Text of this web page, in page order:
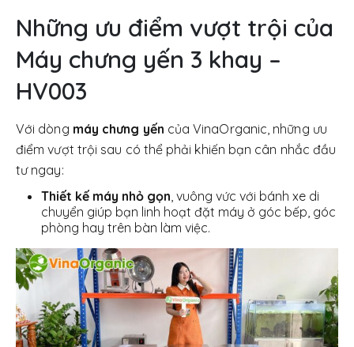
Những ưu điểm vượt trội của
Máy chưng yến 3 khay –
HV003
Với dòng máy chưng yến của VinaOrganic, những ưu
điểm vượt trội sau có thể phải khiến bạn cân nhắc đầu
tư ngay:
Thiết kế máy nhỏ gọn , vuông vức với bánh xe di
chuyển giúp bạn linh hoạt đặt máy ở góc bếp, góc
phòng hay trên bàn làm việc.